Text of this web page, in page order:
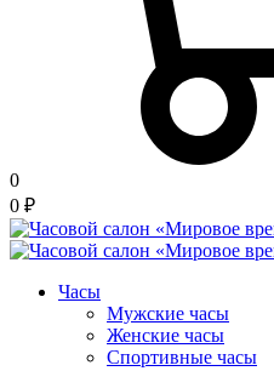
0
0 ₽
Часы
Мужские часы
Женские часы
Спортивные часы